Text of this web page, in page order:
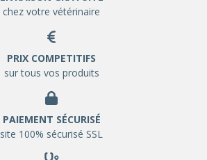
chez votre vétérinaire
PRIX COMPETITIFS
sur tous vos produits
PAIEMENT SÉCURISÉ
site 100% sécurisé SSL